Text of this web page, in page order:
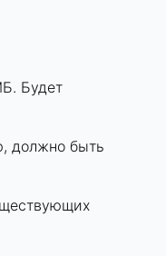
Будет
должно быть